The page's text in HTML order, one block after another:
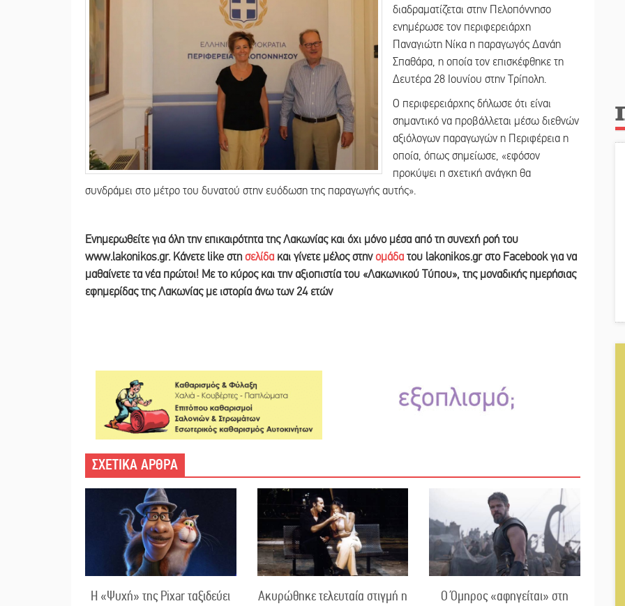
διαδραματίζεται στην Πελοπόννησο
ενημέρωσε τον περιφερειάρχη
Παναγιώτη Νίκα η παραγωγός Δανάη
Σπαθάρα, η οποία τον επισκέφθηκε τη
Δευτέρα 28 Ιουνίου στην Τρίπολη.
Ο περιφερειάρχης δήλωσε ότι είναι
σημαντικό να προβάλλεται μέσω διεθνών
αξιόλογων παραγωγών η Περιφέρεια η
οποία, όπως σημείωσε, «εφόσον
προκύψει η σχετική ανάγκη θα
συνδράμει στο μέτρο του δυνατού στην ευόδωση της παραγωγής αυτής».
Ενημερωθείτε για όλη την επικαιρότητα της Λακωνίας και όχι μόνο μέσα από τη συνεχή ροή του
www.lakonikos.gr. Κάνετε like στη σελίδα και γίνετε μέλος στηνομάδα του lakonikos.gr στο Facebook για να
μαθαίνετε τα νέα πρώτοι! Με το κύρος και την αξιοπιστία του «Λακωνικού Τύπου», της μοναδικής ημερήσιας
εφημερίδας της Λακωνίας με ιστορία άνω των 24 ετών
ΣΧΕΤΙΚΑ ΑΡΘΡΑ
Η «Ψυχή» της Pixar ταξιδεύει
Ακυρώθηκε τελευταία στιγμή η
Ο Όμηρος «αφηγείται» στη